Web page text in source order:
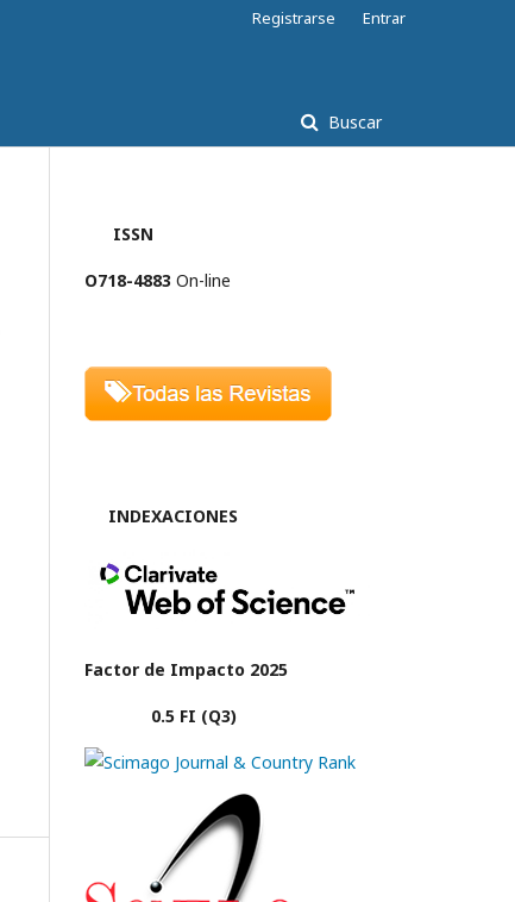
Buscar
Registrarse Entrar
ISSN
O718-4883 On-line
INDEXACIONES
Factor de Impacto 2025
0.5 FI (Q3)